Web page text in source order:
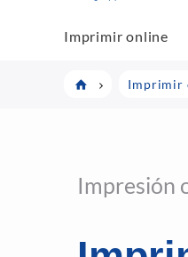
Imprimir online
Imprimir
Impresión